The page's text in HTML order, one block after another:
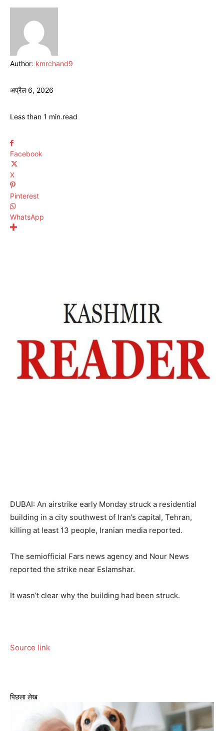
Author: kmrchand9
अप्रैल 6, 2026
Less than 1 min.read
Facebook
X
Pinterest
WhatsApp
DUBAI: An airstrike early Monday struck a residential
building in a city southwest of Iran’s capital, Tehran,
killing at least 13 people, Iranian media reported.
The semiofficial Fars news agency and Nour News
reported the strike near Eslamshar.
It wasn’t clear why the building had been struck.
Source link
पिछला लेख